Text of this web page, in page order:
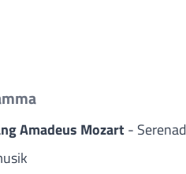
Amadeus Mozart -